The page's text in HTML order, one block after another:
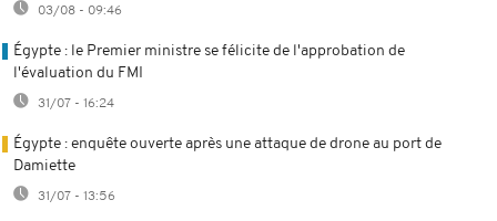
03/08 - 09:46
Égypte : le Premier ministre se félicite de l'approbation de
l'évaluation du FMI
31/07 - 16:24
Égypte : enquête ouverte après une attaque de drone au port de
Damiette
31/07 - 13:56